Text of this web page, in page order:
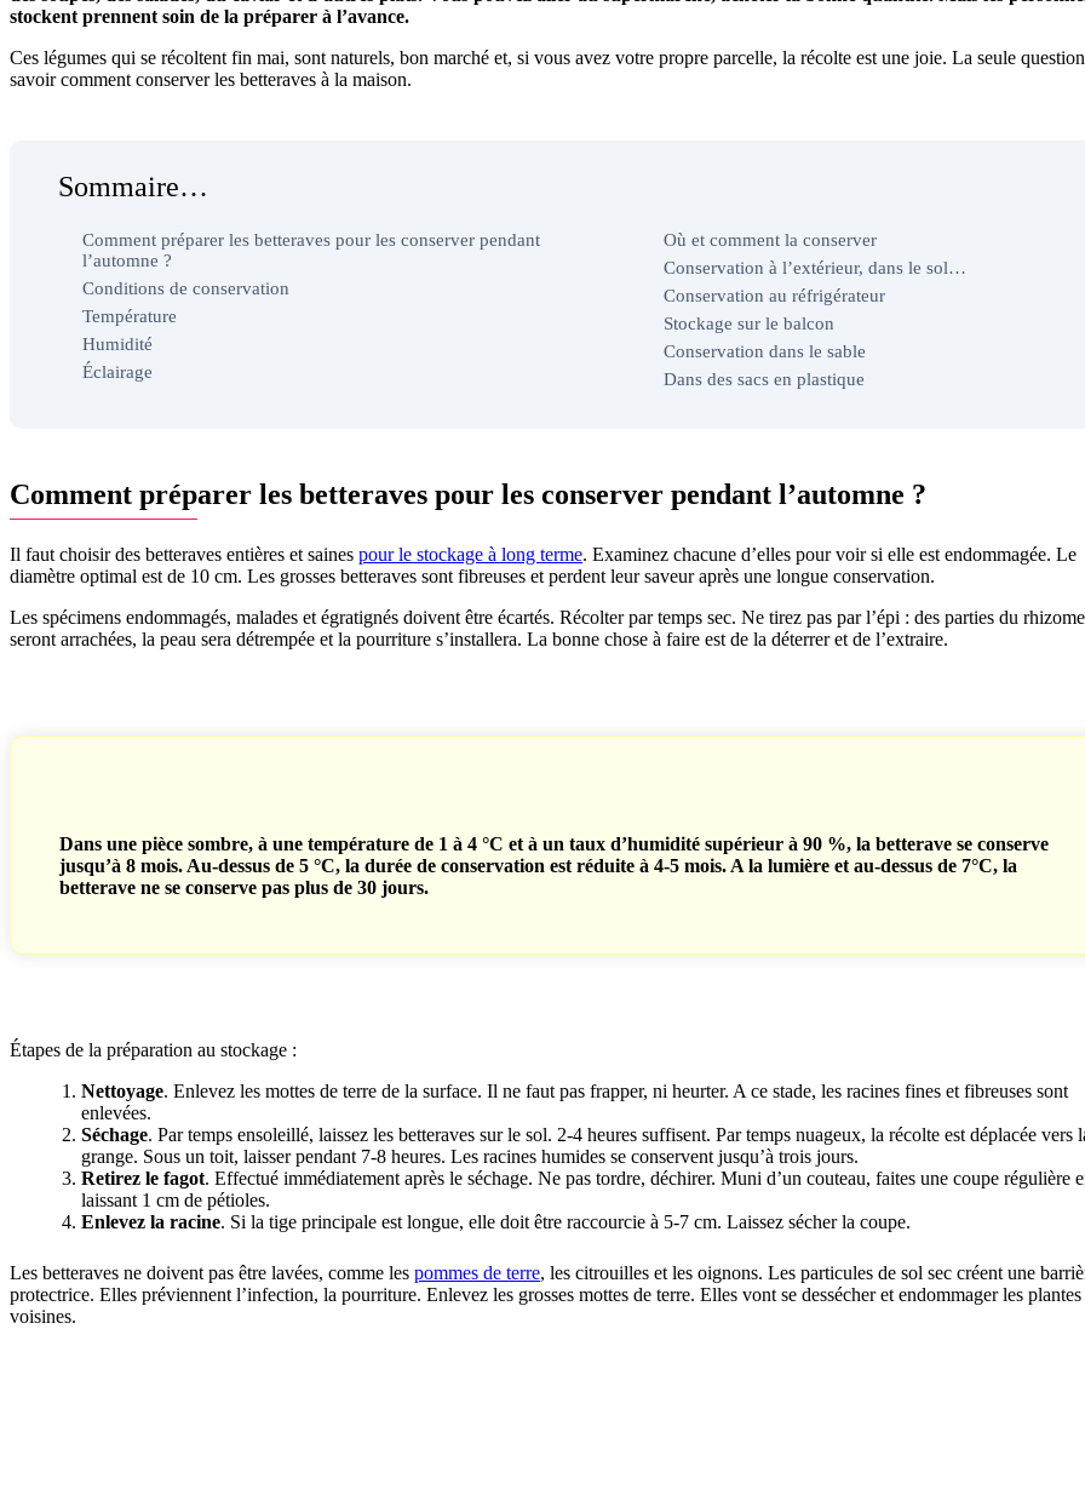
stockent prennent soin de la préparer à l’avance.
Ces légumes qui se récoltent fin mai, sont naturels, bon marché et, si vous avez votre propre parcelle, la récolte est une joie. La seule
savoir comment conserver les betteraves à la maison.
Sommaire…
Comment préparer les betteraves pour les conserver pendant
l’automne ?
Conditions de conservation
Température
Humidité
Éclairage
Où et comment la conserver
Conservation à l’extérieur, dans le sol…
Conservation au réfrigérateur
Stockage sur le balcon
Conservation dans le sable
Dans des sacs en plastique
Comment préparer les betteraves pour les conserver pendant l’automne ?
Il faut choisir des betteraves entières et saines pour le stockage à long terme. Examinez chacune d’elles pour voir si elle est endommagée. Le
diamètre optimal est de 10 cm. Les grosses betteraves sont fibreuses et perdent leur saveur après une longue conservation.
Les spécimens endommagés, malades et égratignés doivent être écartés. Récolter par temps sec. Ne tirez pas par l’épi : des parties du rhizome
seront arrachées, la peau sera détrempée et la pourriture s’installera. La bonne chose à faire est de la déterrer et de l’extraire.
Dans une pièce sombre, à une température de 1 à 4 °C et à un taux d’humidité supérieur à 90 %, la betterave se conserve
jusqu’à 8 mois. Au-dessus de 5 °C, la durée de conservation est réduite à 4-5 mois. A la lumière et au-dessus de 7°C, la
betterave ne se conserve pas plus de 30 jours.
Étapes de la préparation au stockage :
Nettoyage. Enlevez les mottes de terre de la surface. Il ne faut pas frapper, ni heurter. A ce stade, les racines fines et fibreuses sont
enlevées.
Séchage. Par temps ensoleillé, laissez les betteraves sur le sol. 2-4 heures suffisent. Par temps nuageux, la récolte est déplacée vers
grange. Sous un toit, laisser pendant 7-8 heures. Les racines humides se conservent jusqu’à trois jours.
Retirez le fagot. Effectué immédiatement après le séchage. Ne pas tordre, déchirer. Muni d’un couteau, faites une coupe régulière
laissant 1 cm de pétioles.
Enlevez la racine. Si la tige principale est longue, elle doit être raccourcie à 5-7 cm. Laissez sécher la coupe.
Les betteraves ne doivent pas être lavées, comme les pommes de terre, les citrouilles et les oignons. Les particules de sol sec créent une
protectrice. Elles préviennent l’infection, la pourriture. Enlevez les grosses mottes de terre. Elles vont se dessécher et endommager les plantes
voisines.